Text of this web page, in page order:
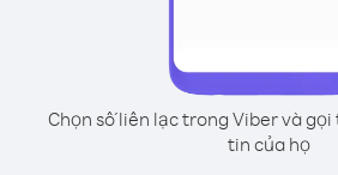
Chọn số liên lạc trong Viber và
tin của họ